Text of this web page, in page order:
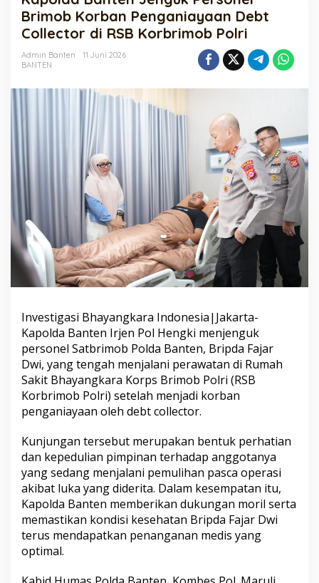
Personel
Brimob
Korban
Penganiayaan
di
RSB
Korbrimob
Brimob Korban Penganiayaan Debt
Collector di RSB Korbrimob Polri
Admin Banten
11 Juni 2026
BANTEN
Investigasi Bhayangkara Indonesia|Jakarta-
Kapolda Banten Irjen Pol Hengki menjenguk
personel Satbrimob Polda Banten, Bripda Fajar
Dwi, yang tengah menjalani perawatan di Rumah
Sakit Bhayangkara Korps Brimob Polri (RSB
Korbrimob Polri) setelah menjadi korban
penganiayaan oleh debt collector.
Kunjungan tersebut merupakan bentuk perhatian
dan kepedulian pimpinan terhadap anggotanya
yang sedang menjalani pemulihan pasca operasi
akibat luka yang diderita. Dalam kesempatan itu,
Kapolda Banten memberikan dukungan moril serta
memastikan kondisi kesehatan Bripda Fajar Dwi
terus mendapatkan penanganan medis yang
optimal.